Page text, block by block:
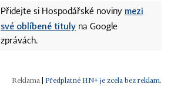
Přidejte si Hospodářské noviny mezi
své oblíbené tituly na Google
zprávách.
Předplatné HN+ je zcela bez reklam.